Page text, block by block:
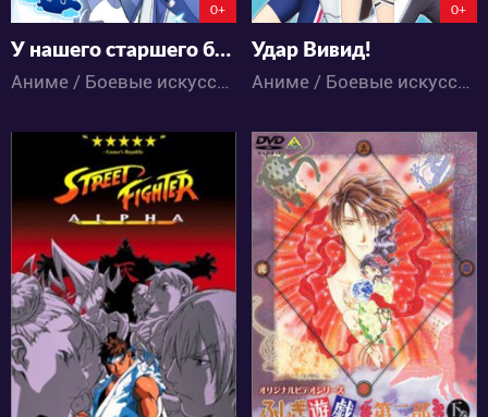
0+
У нашего старшего брата проблемы с головой
Аниме / Боевые искусства / Исторический / Комедия / Приключения / Экшен
0+
Удар Вивид!
Аниме / Боевые искусства / Драма / Магия / Экшен
5169
0 0
6795
3 3